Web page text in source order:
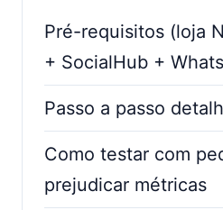
Pré-requisitos (loja
+ SocialHub +
Passo a passo
Como testar com
prejudicar métricas